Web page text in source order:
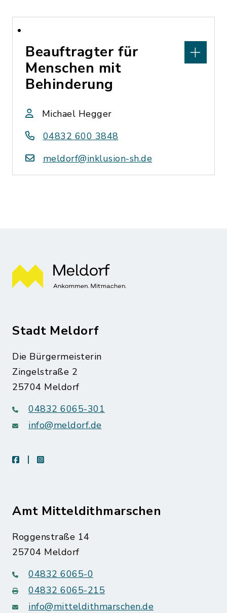
Beauftragter für
Menschen mit
Behinderung
Michael Hegger
04832 600 3848
meldorf@inklusion-sh.de
Stadt Meldorf
Die Bürgermeisterin
Zingelstraße 2
25704 Meldorf
04832 6065-301
info@meldorf.de
facebookinstagram
Amt Mitteldithmarschen
Roggenstraße 14
25704 Meldorf
04832 6065-0
04832 6065-215
info@mitteldithmarschen.de